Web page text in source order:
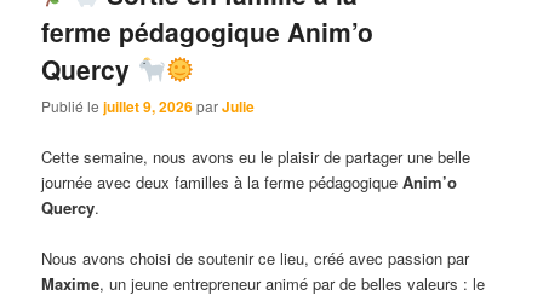
ferme pédagogique Anim’o
Quercy
Publié lejuillet 9, 2026parJulie
Cette semaine, nous avons eu le plaisir de partager une belle
journée avec deux familles à la ferme pédagogiqueAnim’o
Quercy.
Nous avons choisi de soutenir ce lieu, créé avec passion par
Maxime, un jeune entrepreneur animé par de belles valeurs : le